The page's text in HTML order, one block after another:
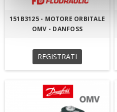
151B3125 - MOTORE ORBITALE
OMV - DANFOSS
REGISTRATI